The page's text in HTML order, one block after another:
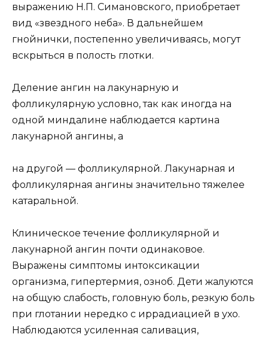
выражению Н.П. Симановского, приобретает
вид «звездного неба». В дальнейшем
гнойнички, постепенно увеличиваясь, могут
вскрыться в полость глотки.
Деление ангин на лакунарную и
фолликулярную условно, так как иногда на
одной миндалине наблюдается картина
лакунарной ангины, а
на другой — фолликулярной. Лакунарная и
фолликулярная ангины значительно тяжелее
катаральной.
Клиническое течение фолликулярной и
лакунарной ангин почти одинаковое.
Выражены симптомы интоксикации
организма, гипертермия, озноб. Дети жалуются
на общую слабость, головную боль, резкую боль
при глотании нередко с иррадиацией в ухо.
Наблюдаются усиленная саливация,